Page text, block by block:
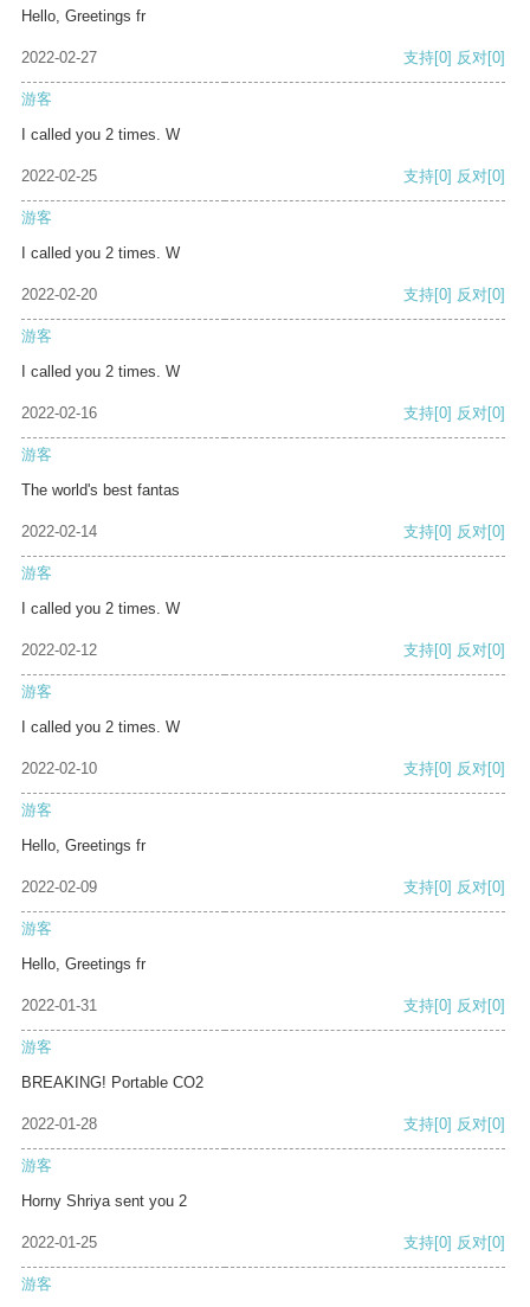
Hello, Greetings fr
2022-02-27 支持[0] 反对[0]
游客
I called you 2 times. W
2022-02-25 支持[0] 反对[0]
游客
I called you 2 times. W
2022-02-20 支持[0] 反对[0]
游客
I called you 2 times. W
2022-02-16 支持[0] 反对[0]
游客
The world's best fantas
2022-02-14 支持[0] 反对[0]
游客
I called you 2 times. W
2022-02-12 支持[0] 反对[0]
游客
I called you 2 times. W
2022-02-10 支持[0] 反对[0]
游客
Hello, Greetings fr
2022-02-09 支持[0] 反对[0]
游客
Hello, Greetings fr
2022-01-31 支持[0] 反对[0]
游客
BREAKING! Portable CO2
2022-01-28 支持[0] 反对[0]
游客
Horny Shriya sent you 2
2022-01-25 支持[0] 反对[0]
游客